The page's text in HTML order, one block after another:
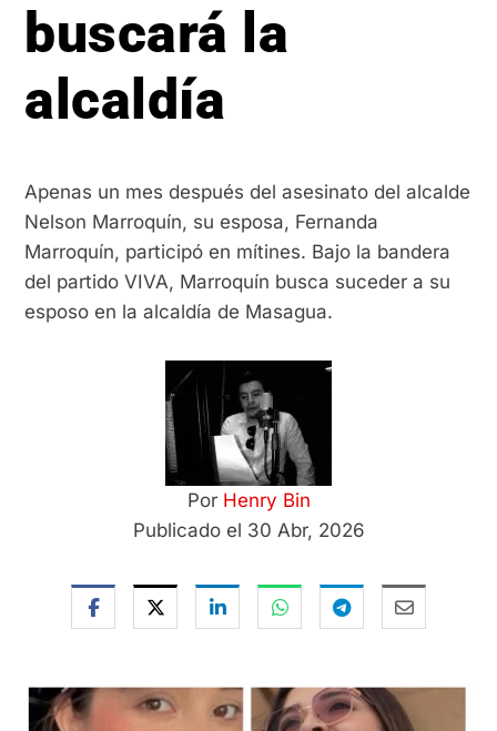
buscará la
alcaldía
Apenas un mes después del asesinato del alcalde
Nelson Marroquín, su esposa, Fernanda
Marroquín, participó en mítines. Bajo la bandera
del partido VIVA, Marroquín busca suceder a su
esposo en la alcaldía de Masagua.
Por Henry Bin
Publicado el 30 Abr, 2026